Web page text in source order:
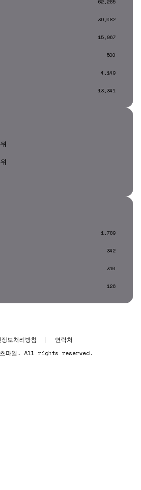
62,285
39,082
15,967
500
4,149
13,341
1,789
342
310
126
보처리방침 |
연락처
츠파일. All rights reserved.